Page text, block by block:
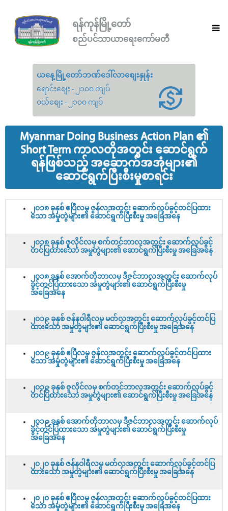
ရန်ကုန်မြို့တော်
စည်ပင်သာယာရေးကော်မတီ
ယနေ့မြို့တော်ဘဏ်ဒေါ်လာစျေးနှုန်း
ရောင်းစျေး - ၂၁၀၀ ကျပ်
ဝယ်စျေး - ၂၁၀၀ ကျပ်
Myanmar Doing Business Action Plan ၏
Short Term ကာလတိုအတွင်း ဆောင်ရွက်
ရန်ဖြစ်သည့် အဆောက်အအုံများ၏
ဆောင်ရွက်ပြီးစီးမှုစာရင်း
၂၀၁၈ ခုနှစ် ဧပြီလမှ ဇွန်လအတွင်း ဆောက်လုပ်ခွင့်တင်ပြထား
သော အမှုတွဲများ၏ ဆောင်ရွက်ပြီးစီးမှု အခြေအနေ
၂၀၁၈ ခုနှစ် ဇူလိုင်လမှ စက်တင်ဘာလအတွင်း ဆောက်လုပ်ခွင့်
တင်ပြထားသော အမှုတွဲများ၏ ဆောင်ရွက်ပြီးစီးမှု အခြေအနေ
၂၀၁၈ ခုနှစ် အောက်တိုဘာလမှ ဒီဇင်ဘာလအတွင်း ဆောက်လုပ်
ခွင့်တင်ပြထားသော အမှုတွဲများ၏ ဆောင်ရွက်ပြီးစီးမှု
အခြေအနေ
၂၀၁၉ ခုနှစ် ဇန်နဝါရီလမှ မတ်လအတွင်း ဆောက်လုပ်ခွင့်တင်ပြ
ထားသော အမှုတွဲများ၏ ဆောင်ရွက်ပြီးစီးမှု အခြေအနေ
၂၀၁၉ ခုနှစ် ဧပြီလမှ ဇွန်လအတွင်း ဆောက်လုပ်ခွင့်တင်ပြထား
သော အမှုတွဲများ၏ ဆောင်ရွက်ပြီးစီးမှု အခြေအနေ
၂၀၁၉ ခုနှစ် ဇူလိုင်လမှ စက်တင်ဘာလအတွင်း ဆောက်လုပ်ခွင့်
တင်ပြထားသော အမှုတွဲများ၏ ဆောင်ရွက်ပြီးစီးမှု အခြေအနေ
၂၀၁၉ ခုနှစ် အောက်တိုဘာလမှ ဒီဇင်ဘာလအတွင်း ဆောက်လုပ်
ခွင့်တင်ပြထားသော အမှုတွဲများ၏ ဆောင်ရွက်ပြီးစီးမှု
အခြေအနေ
၂၀၂၀ ခုနှစ် ဇန်နဝါရီလမှ မတ်လအတွင်း ဆောက်လုပ်ခွင့်တင်ပြ
ထားသော အမှုတွဲများ၏ ဆောင်ရွက်ပြီးစီးမှု အခြေအနေ
၂၀၂၀ ခုနှစ် ဧပြီလမှ ဇွန်လအတွင်း ဆောက်လုပ်ခွင့်တင်ပြထား
သော အမှုတွဲများ၏ ဆောင်ရွက်ပြီးစီးမှု အခြေအနေ